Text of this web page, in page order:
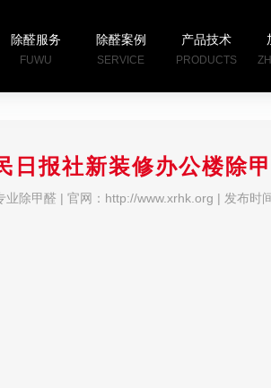
除醛服务
FUWU
除醛案例
SERVICE
产品技术
PRODUCTS
日报社新装修办公楼除
业除甲醛 | 官网：http://www.xrhk.org | 发布时